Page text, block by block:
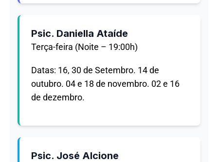
Psic. Daniella Ataíde
Terça-feira (Noite – 19:00h)
Datas: 16, 30 de Setembro. 14 de
outubro. 04 e 18 de novembro. 02 e 16
de dezembro.
Psic. José Alcione